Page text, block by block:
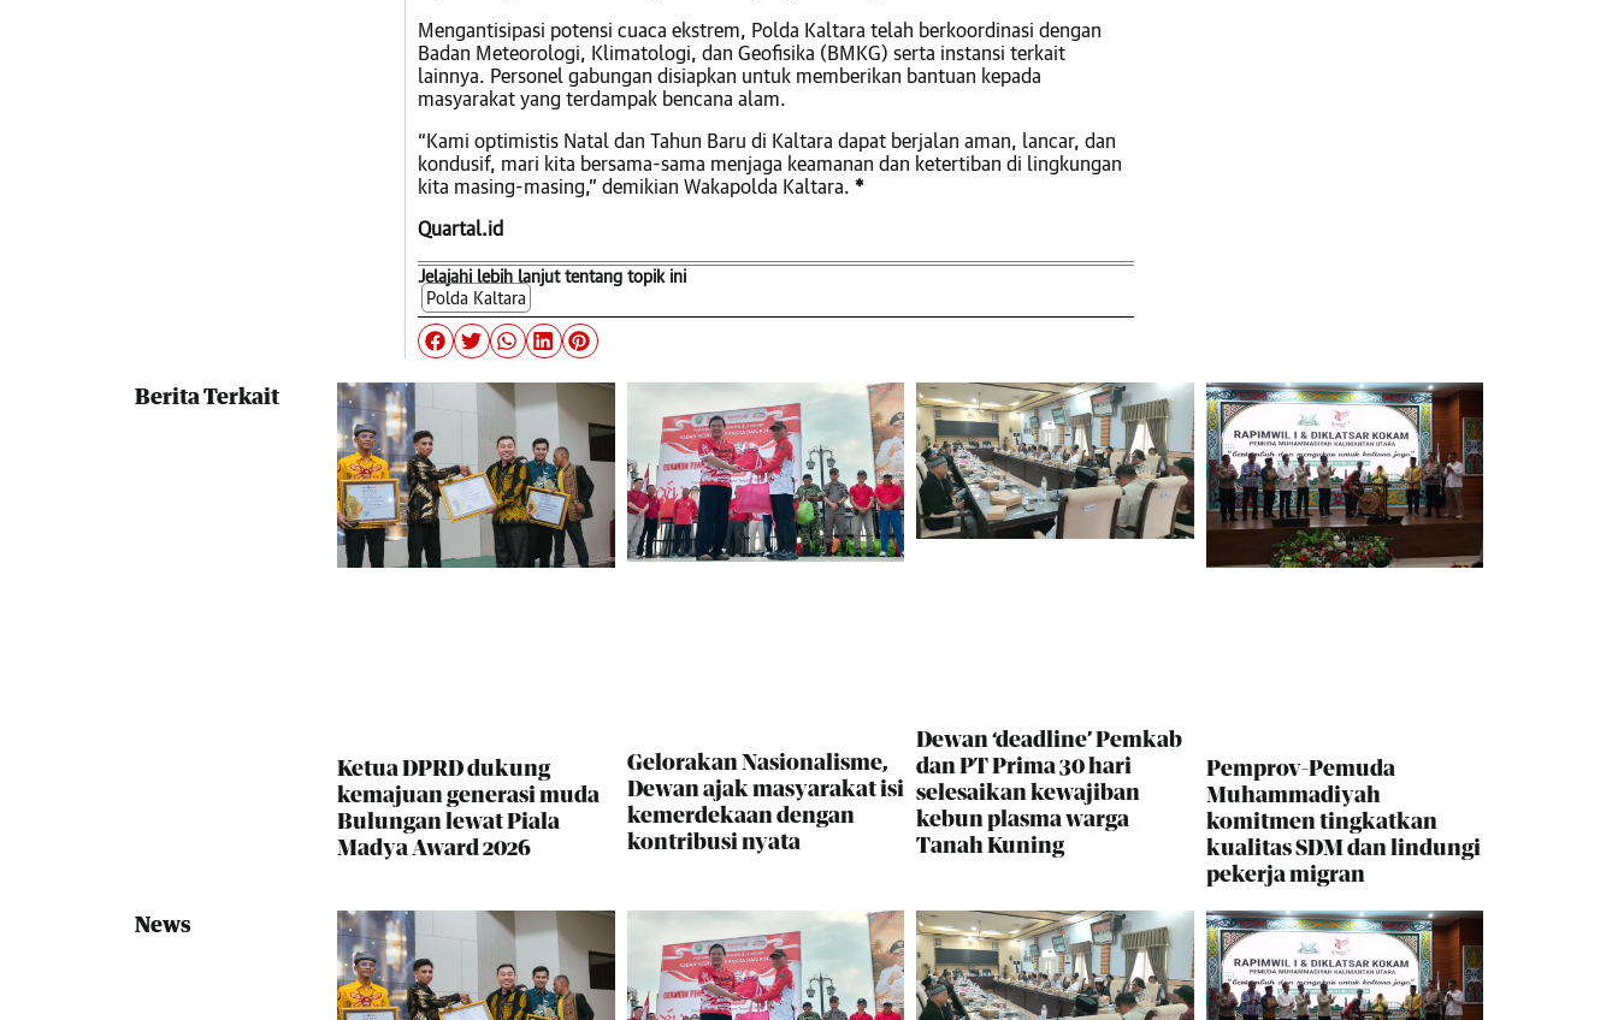
Mengantisipasi potensi cuaca ekstrem, Polda Kaltara telah berkoordinasi dengan
Badan Meteorologi, Klimatologi, dan Geofisika (BMKG) serta instansi terkait
lainnya. Personel gabungan disiapkan untuk memberikan bantuan kepada
masyarakat yang terdampak bencana alam.
“Kami optimistis Natal dan Tahun Baru di Kaltara dapat berjalan aman, lancar, dan
kondusif, mari kita bersama-sama menjaga keamanan dan ketertiban di lingkungan
kita masing-masing,” demikian Wakapolda Kaltara. *
Quartal.id
Jelajahi lebih lanjut tentang topik ini
Polda Kaltara
Berita Terkait
Ketua DPRD dukung
kemajuan generasi muda
Bulungan lewat Piala
Madya Award 2026
Gelorakan Nasionalisme,
Dewan ajak masyarakat isi
kemerdekaan dengan
kontribusi nyata
Dewan ‘deadline’ Pemkab
dan PT Prima 30 hari
selesaikan kewajiban
kebun plasma warga
Tanah Kuning
Pemprov-Pemuda
Muhammadiyah
komitmen tingkatkan
kualitas SDM dan lindungi
pekerja migran
News